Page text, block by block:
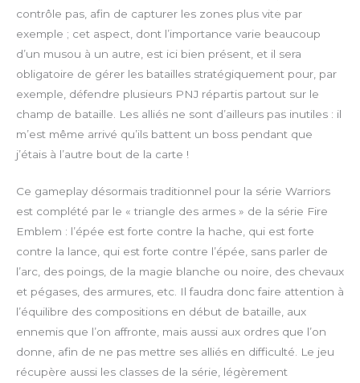
contrôle pas, afin de capturer les zones plus vite par
exemple ; cet aspect, dont l’importance varie beaucoup
d’un musou à un autre, est ici bien présent, et il sera
obligatoire de gérer les batailles stratégiquement pour, par
exemple, défendre plusieurs PNJ répartis partout sur le
champ de bataille. Les alliés ne sont d’ailleurs pas inutiles : il
m’est même arrivé qu’ils battent un boss pendant que
j’étais à l’autre bout de la carte !
Ce gameplay désormais traditionnel pour la série Warriors
est complété par le « triangle des armes » de la série Fire
Emblem : l’épée est forte contre la hache, qui est forte
contre la lance, qui est forte contre l’épée, sans parler de
l’arc, des poings, de la magie blanche ou noire, des chevaux
et pégases, des armures, etc. Il faudra donc faire attention à
l’équilibre des compositions en début de bataille, aux
ennemis que l’on affronte, mais aussi aux ordres que l’on
donne, afin de ne pas mettre ses alliés en difficulté. Le jeu
récupère aussi les classes de la série, légèrement